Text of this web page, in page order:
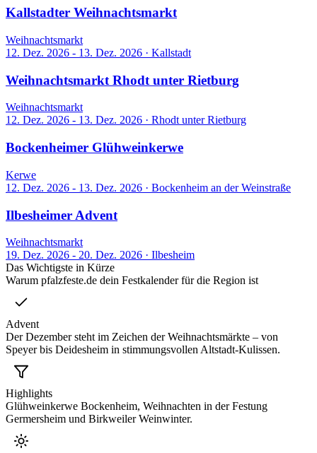
Kallstadter Weihnachtsmarkt
Weihnachtsmarkt
12. Dez. 2026 - 13. Dez. 2026 · Kallstadt
Weihnachtsmarkt Rhodt unter Rietburg
Weihnachtsmarkt
12. Dez. 2026 - 13. Dez. 2026 · Rhodt unter Rietburg
Bockenheimer Glühweinkerwe
Kerwe
12. Dez. 2026 - 13. Dez. 2026 · Bockenheim an der Weinstraße
Ilbesheimer Advent
Weihnachtsmarkt
19. Dez. 2026 - 20. Dez. 2026 · Ilbesheim
Das Wichtigste in Kürze
Warum pfalzfeste.de dein Festkalender für die Region ist
Advent
Der Dezember steht im Zeichen der Weihnachtsmärkte – von
Speyer bis Deidesheim in stimmungsvollen Altstadt-Kulissen.
Highlights
Glühweinkerwe Bockenheim, Weihnachten in der Festung
Germersheim und Birkweiler Weinwinter.